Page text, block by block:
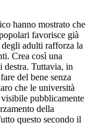
hanno mostrato che
favorisce già
degli adulti rafforza la
Crea così una
destra. Tuttavia, in
del bene senza
che le università
pubblicamente
della
questo secondo il